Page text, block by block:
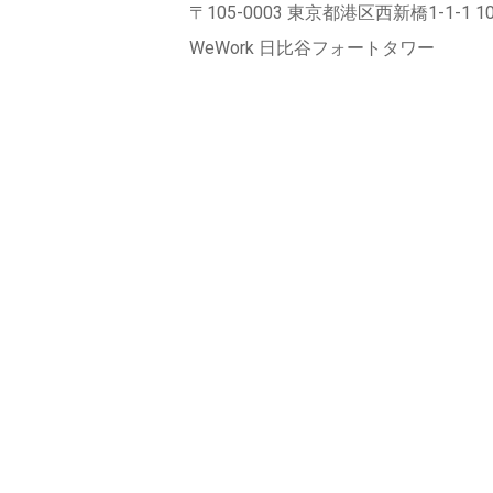
〒105-0003 東京都港区西新橋1-1-1
WeWork 日比谷フォートタワー